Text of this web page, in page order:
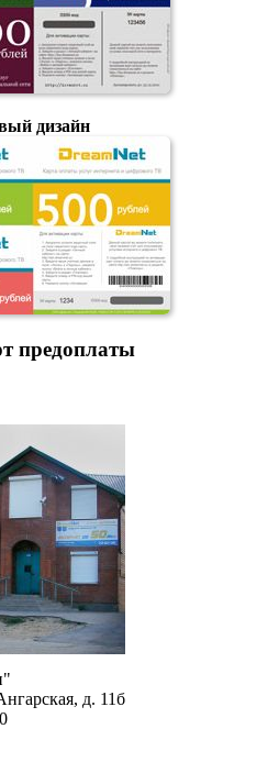
дизайн
предоплаты
д. 11б